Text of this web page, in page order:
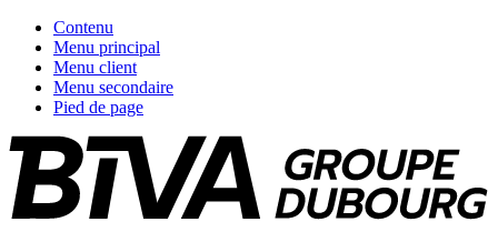
Contenu
Menu principal
Menu client
Menu secondaire
Pied de page